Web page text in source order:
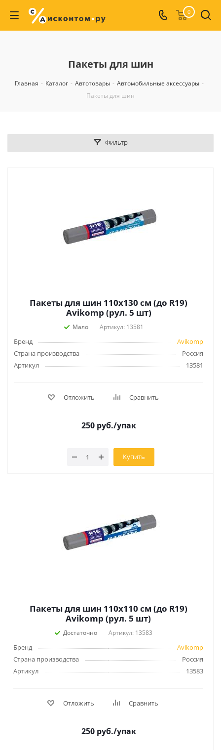
0
Пакеты для шин
Главная - Каталог - Автотовары - Автомобильные аксессуары -
Пакеты для шин
Фильтр
Пакеты для шин 110х130 см (до R19)
Avikomp (рул. 5 шт)
Мало Артикул: 13581
Бренд
Avikomp
Страна производства
Россия
Артикул
13581
Отложить Сравнить
250 руб./упак
Купить
Пакеты для шин 110х110 см (до R19)
Avikomp (рул. 5 шт)
Достаточно Артикул: 13583
Бренд
Avikomp
Страна производства
Россия
Артикул
13583
Отложить Сравнить
250руб./упак